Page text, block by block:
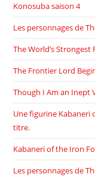
Konosuba saison 4
Les personnages de
The World’s Strongest
The Frontier Lord
Though I Am an Inept
Une figurine Kabaneri
titre.
Kabaneri of the Iron
Les personnages de